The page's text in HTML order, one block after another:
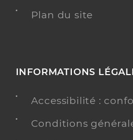
Plan du site
INFORMATIONS
Accessibilité :
Conditions